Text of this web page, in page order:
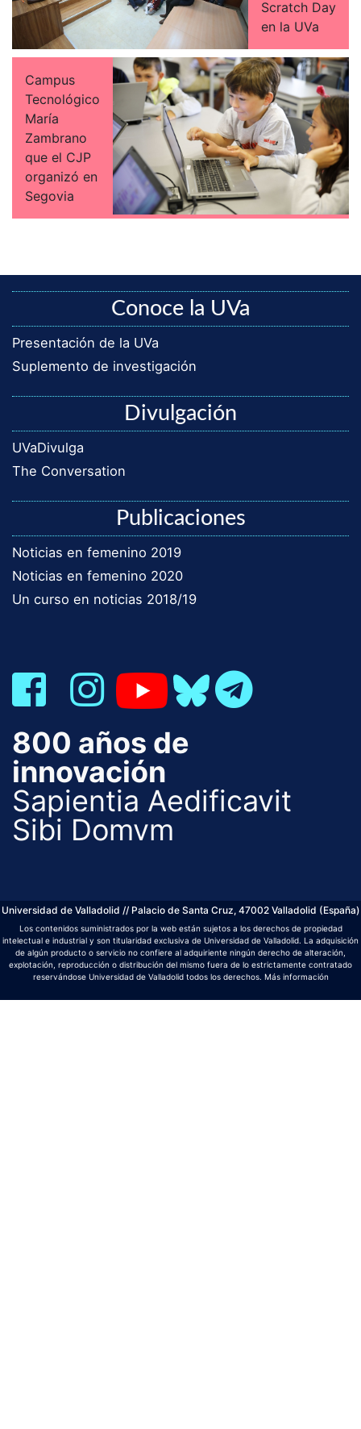
Scratch Day
en la UVa
Campus
Tecnológico
María
Zambrano
que el CJP
organizó en
Segovia
Conoce la UVa
Presentación de la UVa
Suplemento de investigación
Divulgación
UVaDivulga
The Conversation
Publicaciones
Noticias en femenino 2019
Noticias en femenino 2020
Un curso en noticias 2018/19
800 años de
innovación
Sapientia Aedificavit
Sibi Domvm
Universidad de Valladolid // Palacio de Santa Cruz, 47002 Valladolid (España)
Los contenidos suministrados por la web están sujetos a los derechos de propiedad
intelectual e industrial y son titularidad exclusiva de Universidad de Valladolid. La adquisición
de algún producto o servicio no confiere al adquiriente ningún derecho de alteración,
explotación, reproducción o distribución del mismo fuera de lo estrictamente contratado
reservándose Universidad de Valladolid todos los derechos. Más información